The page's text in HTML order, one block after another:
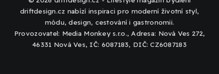
driftdesign.cz nabízí inspiraci pro moderní životní styl,
módu, design, cestování i gastronomii.
Provozovatel: Media Monkey s.r.o., Adresa: Nová Ves 272,
46331 Nová Ves, IČ: 6087183, DIČ: CZ6087183